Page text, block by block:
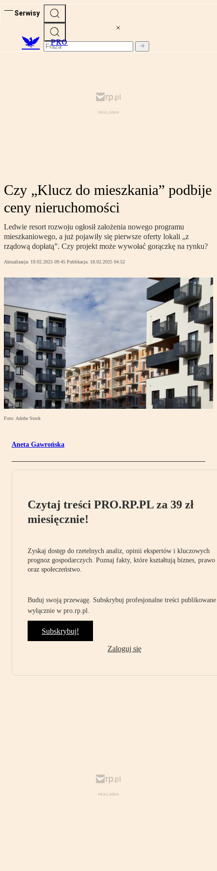
Serwisy
PRO
Czy „Klucz do mieszkania” podbije
ceny nieruchomości
Ledwie resort rozwoju ogłosił założenia nowego programu
mieszkaniowego, a już pojawiły się pierwsze oferty lokali „z
rządową dopłatą”. Czy projekt może wywołać gorączkę na rynku?
Aktualizacja: 19.02.2025 09:45 Publikacja: 18.02.2025 04:52
Foto: Adobe Stock
Aneta Gawrońska
Czytaj treści PRO.RP.PL za 39 zł
miesięcznie!
Zyskaj dostęp do rzetelnych analiz, opinii ekspertów i kluczowych
prognoz gospodarczych. Poznaj fakty, które kształtują biznes, prawo
oraz społeczeństwo.
Buduj swoją przewagę. Subskrybuj profesjonalne treści publikowane
wyłącznie w pro.rp.pl.
Subskrybuj!
Zaloguj się